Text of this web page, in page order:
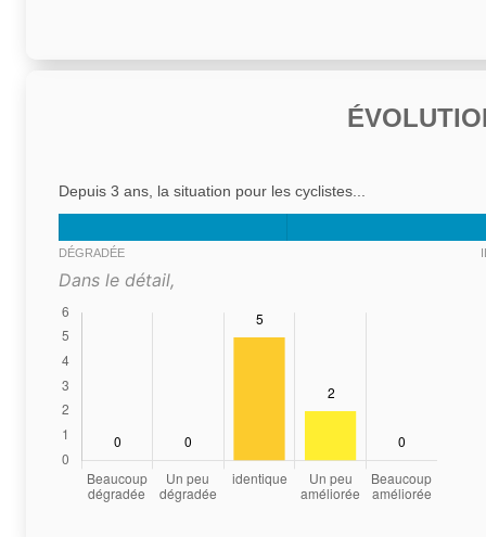
Depuis 3 ans, la situation pour les cyclistes...
DÉGRADÉE
Dans le détail,